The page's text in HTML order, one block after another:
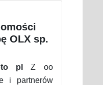
OLX sp.
pl
Z oo
i partnerów